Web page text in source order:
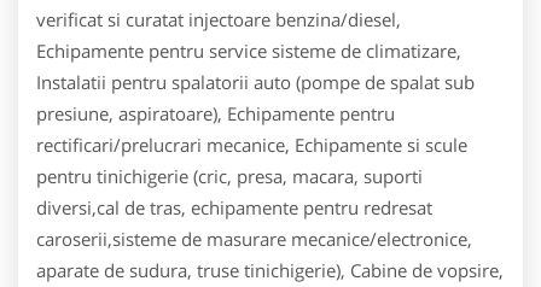
verificat si curatat injectoare benzina/diesel,
Echipamente pentru service sisteme de climatizare,
Instalatii pentru spalatorii auto (pompe de spalat sub
presiune, aspiratoare), Echipamente pentru
rectificari/prelucrari mecanice, Echipamente si scule
pentru tinichigerie (cric, presa, macara, suporti
diversi,cal de tras, echipamente pentru redresat
caroserii,sisteme de masurare mecanice/electronice,
aparate de sudura, truse tinichigerie), Cabine de vopsire,